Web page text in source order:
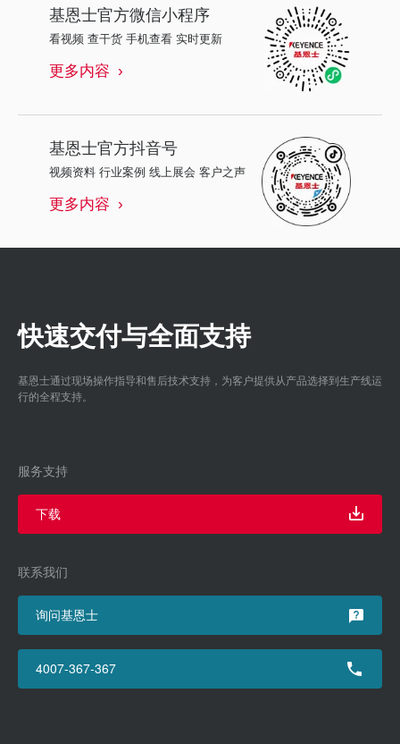
基恩士官方微信小程序
看视频 查干货 手机查看 实时更新
更多内容
基恩士官方抖音号
视频资料 行业案例 线上展会 客户之声
更多内容
快速交付与全面支持
基恩士通过现场操作指导和售后技术支持，为客户提供从产品选择到生产线运
行的全程支持。
服务支持
下载
联系我们
询问基恩士
4007-367-367